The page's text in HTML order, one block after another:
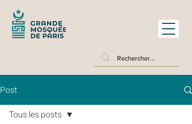
Post
Tous les posts